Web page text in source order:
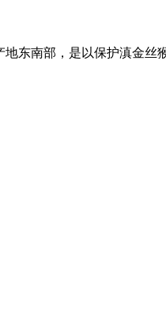
东南部，是以保护滇金丝